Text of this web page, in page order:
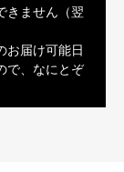
きません（翌
お届け可能日
で、なにとぞ